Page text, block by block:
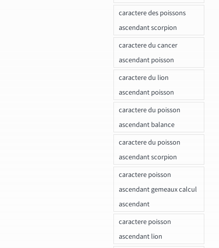
caractere des poissons
ascendant scorpion
caractere du cancer
ascendant poisson
caractere du lion
ascendant poisson
caractere du poisson
ascendant balance
caractere du poisson
ascendant scorpion
caractere poisson
ascendant gemeaux calcul
ascendant
caractere poisson
ascendant lion